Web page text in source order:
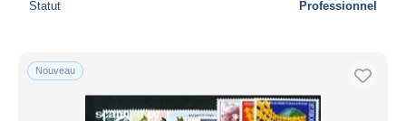
Statut Professionnel
Nouveau